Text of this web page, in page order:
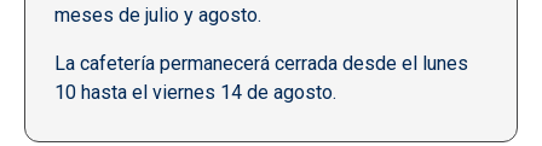
meses de julio y agosto.
La cafetería permanecerá cerrada desde el lunes
10 hasta el viernes 14 de agosto.